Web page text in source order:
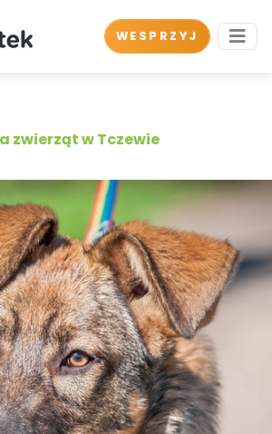
WESPRZYJ
zwierząt w Tczewie